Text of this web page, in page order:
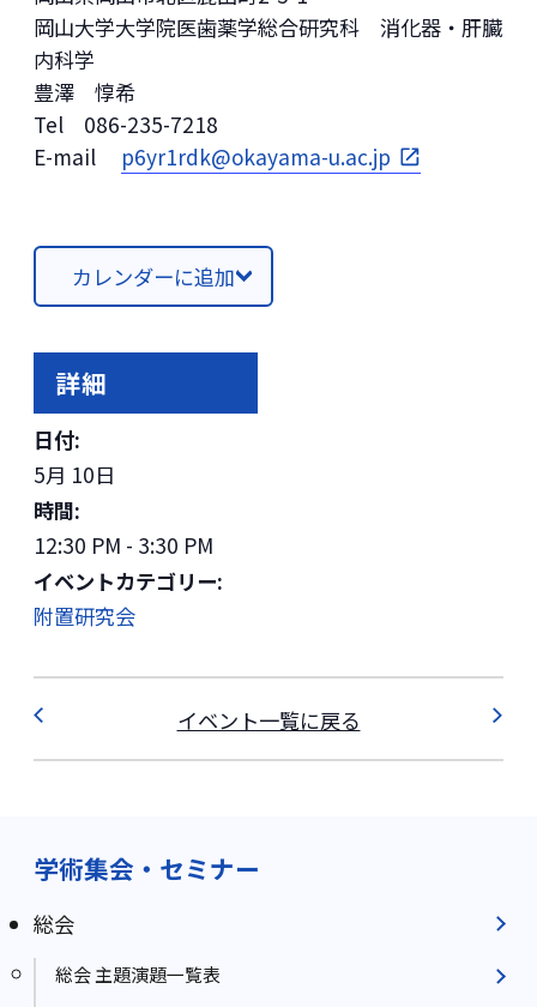
岡山大学大学院医歯薬学総合研究科 消化器・肝臓
内科学
豊澤 惇希
Tel 086-235-7218
E-mail p6yr1rdk@okayama-u.ac.jp
カレンダーに追加
詳細
日付:
5月 10日
時間:
12:30 PM - 3:30 PM
イベントカテゴリー:
附置研究会
イベント一覧に戻る
学術集会・セミナー
総会
総会 主題演題一覧表